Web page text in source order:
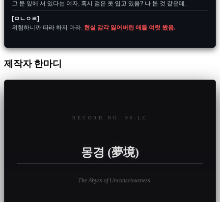
그 문 앞에 서 있다는 여자, 혹시 검은 옷 입고 있음? 나 본 것 같은데.
[ㅁㄴㅇㄹ]
위험하니까 따라 하지 마라. 현실 감각 잃어버린 애들 여럿 봤음.
제작자 한마디
RECORD NO. 90-LC
몽경 (夢境)
The Abyss of Unconsciousness